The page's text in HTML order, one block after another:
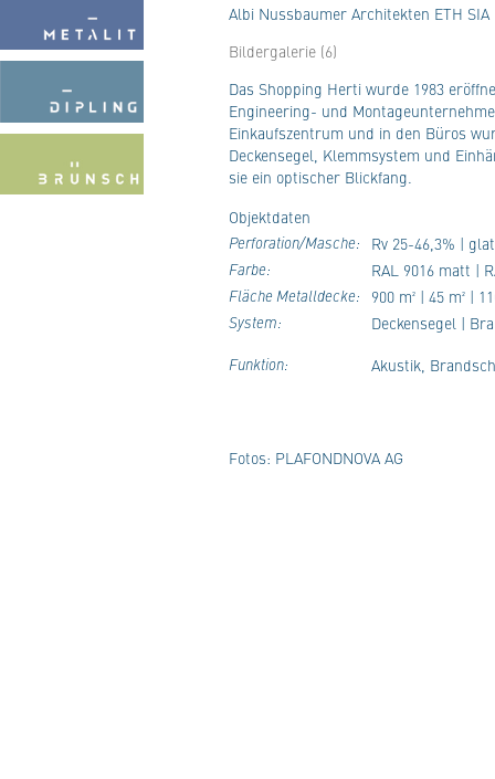
Albi Nussbaumer Architekten ETH SIA
Bildergalerie (6)
Das Shopping Herti wurde 1983
Engineering- und
Einkaufszentrum und in den Büros
Deckensegel, Klemmsystem und
sie ein optischer Blickfang.
Objektdaten
Perforation/Masche: Rv 25-46,3% |
Farbe: RAL 9016 matt |
Fläche Metalldecke: 900 m² | 45 m² |
System: Deckensegel |
Funktion: Akustik,
Fotos: PLAFONDNOVA AG